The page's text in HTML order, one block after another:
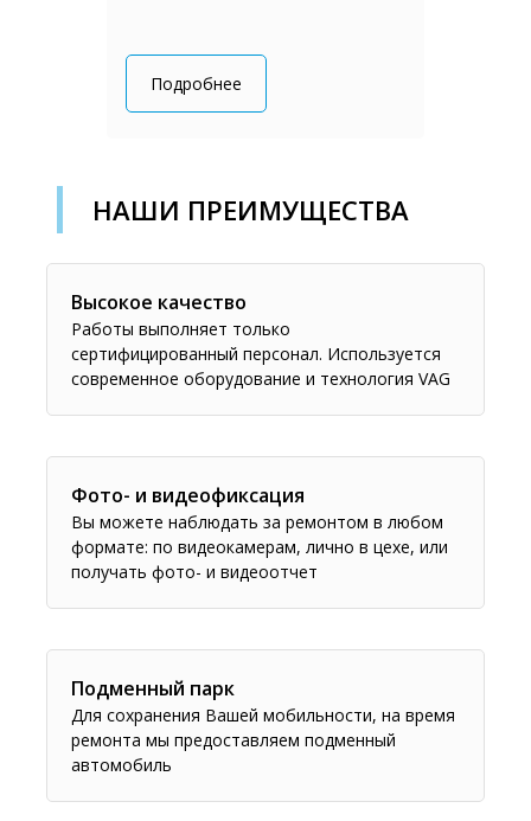
Подробнее
НАШИ ПРЕИМУЩЕСТВА
Подменный парк
Для сохранения Вашей мобильности, на время
ремонта мы предоставляем подменный
автомобиль
Фото- и видеофиксация
Вы можете наблюдать за ремонтом в любом
формате: по видеокамерам, лично в цехе, или
получать фото- и видеоотчет
Высокое качество
Работы выполняет только
сертифицированный персонал. Используется
современное оборудование и технология VAG